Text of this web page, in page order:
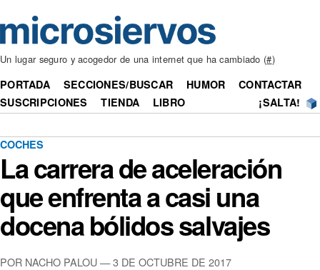
Un lugar seguro y acogedor de una internet que ha cambiado (#)
PORTADA SECCIONES/BUSCAR HUMOR
CONTACTAR
SUSCRIPCIONES
TIENDA LIBRO ¡SALTA!
COCHES
La carrera de aceleración
que enfrenta a casi una
docena bólidos salvajes
POR NACHO PALOU — 3 DE OCTUBRE DE 2017